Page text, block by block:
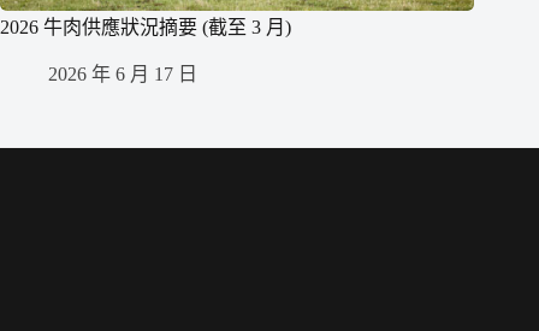
2026 牛肉供應狀況摘要 (截至 3 月)
2026 年 6 月 17 日